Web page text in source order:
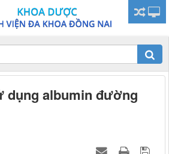
dụng albumin đường